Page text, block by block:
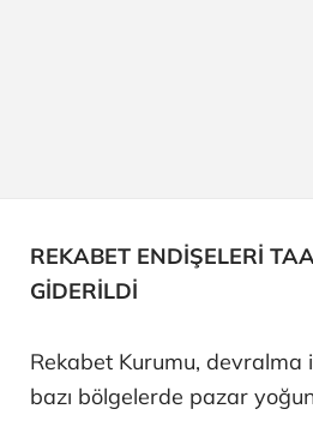
REKABET ENDİŞELERİ
GİDERİLDİ
Rekabet Kurumu, devralma
bazı bölgelerde pazar